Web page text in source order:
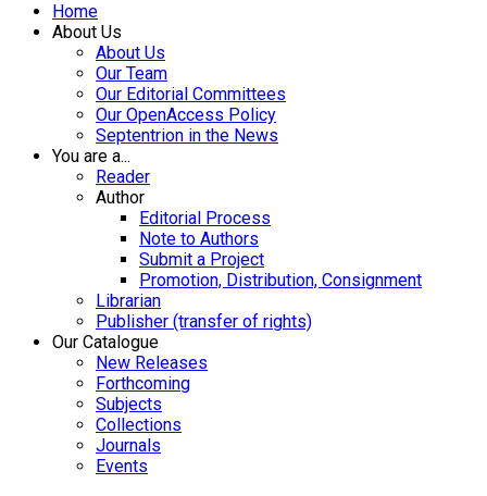
Home
About Us
About Us
Our Team
Our Editorial Committees
Our OpenAccess Policy
Septentrion in the News
You are a...
Reader
Author
Editorial Process
Note to Authors
Submit a Project
Promotion, Distribution, Consignment
Librarian
Publisher (transfer of rights)
Our Catalogue
New Releases
Forthcoming
Subjects
Collections
Journals
Events